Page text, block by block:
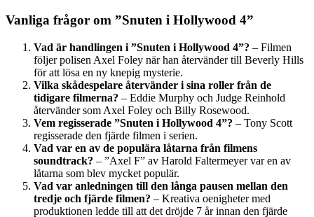
Vanliga frågor om ”Snuten i Hollywood 4”
Vad är handlingen i ”Snuten i Hollywood 4”? – Filmen
följer polisen Axel Foley när han återvänder till Beverly Hills
för att lösa en ny knepig mysterie.
Vilka skådespelare återvänder i sina roller från de
tidigare filmerna? – Eddie Murphy och Judge Reinhold
återvänder som Axel Foley och Billy Rosewood.
Vem regisserade ”Snuten i Hollywood 4”? – Tony Scott
regisserade den fjärde filmen i serien.
Vad var en av de populära låtarna från filmens
soundtrack? – ”Axel F” av Harold Faltermeyer var en av
låtarna som blev mycket populär.
Vad var anledningen till den långa pausen mellan den
tredje och fjärde filmen? – Kreativa oenigheter med
produktionen ledde till att det dröjde 7 år innan den fjärde